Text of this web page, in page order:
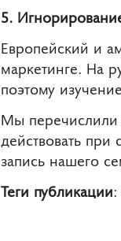
5.
Европейский и
маркетинге. На
поэтому
Мы перечислили
действовать
запись нашего
Теги публикации